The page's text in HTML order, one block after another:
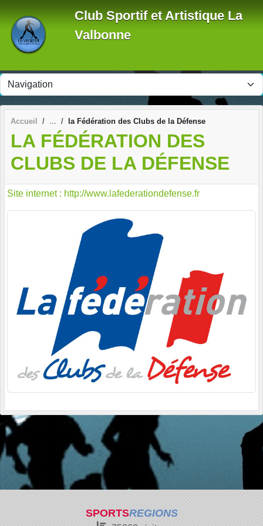
Club Sportif et Artistique La
Valbonne
Accueil la Fédération des Clubs de la Défense
LA FÉDÉRATION DES
CLUBS DE LA DÉFENSE
Site internet : http://www.lafederationdefense.fr
SPORTSREGIONS